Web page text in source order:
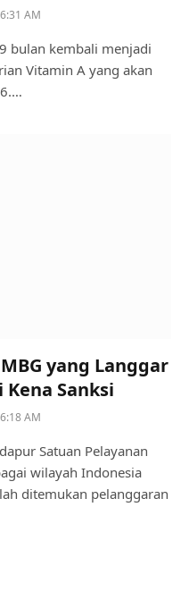
AM
bulan kembali menjadi
Vitamin A yang akan
yang Langgar
Kena Sanksi
AM
Satuan Pelayanan
wilayah Indonesia
ditemukan pelanggaran